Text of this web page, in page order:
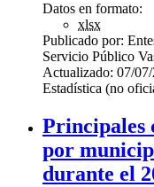
Datos en formato:
xlsx
Publicado por:
Servicio Público
Actualizado: 07/
Estadística (no
Principales
por
durante el